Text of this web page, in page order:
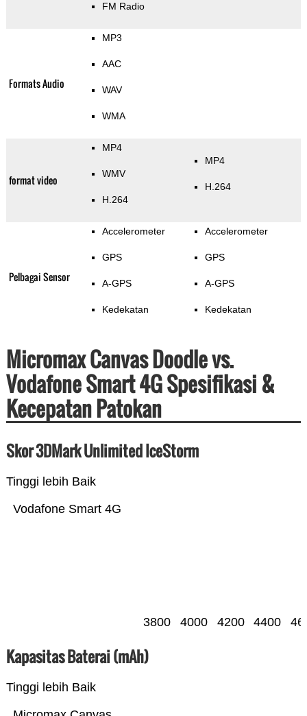
FM Radio
Formats Audio
MP3
AAC
WAV
WMA
format video
MP4
WMV
H.264
MP4
H.264
Pelbagai Sensor
Accelerometer
GPS
A-GPS
Kedekatan
Accelerometer
GPS
A-GPS
Kedekatan
Micromax Canvas Doodle vs.
Vodafone Smart 4G Spesifikasi &
Kecepatan Patokan
Skor 3DMark Unlimited IceStorm
Tinggi lebih Baik
Vodafone Smart 4G
3800 4000 4200 4400
Kapasitas Baterai (mAh)
Tinggi lebih Baik